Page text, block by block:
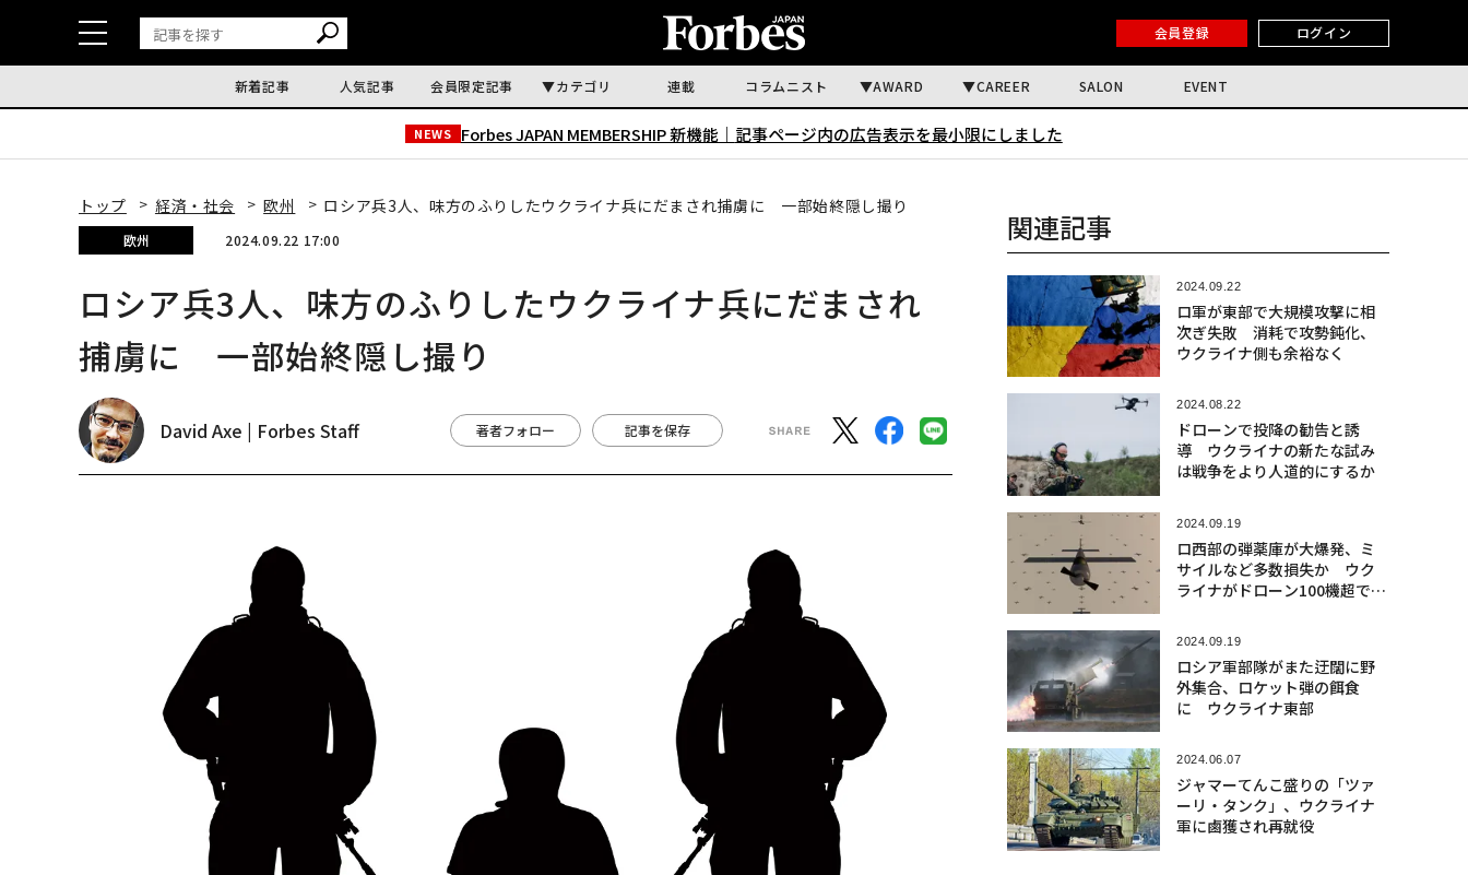
会員登録 ログイン
新着記事 人気記事 会員限定記事 カテゴリ 連載 コラムニスト AWARD CAREER SALON EVENT
NEWS Forbes JAPAN MEMBERSHIP 新機能｜ 記事ページ内の広告表示を最小限にしました
トップ 経済・社会 欧州 ロシア兵3人、味方のふりしたウクライナ兵にだまされ捕虜に 一部始終隠し撮り
欧州 2024.09.22 17:00
ロシア兵3人、味方のふりしたウクライナ兵にだまされ
捕虜に 一部始終隠し撮り
David Axe | Forbes Staff 著者フォロー 記事を保存
関連記事
2024.09.22
ロ軍が東部で大規模攻撃に相
次ぎ失敗 消耗で攻勢鈍化、
ウクライナ側も余裕なく
2024.08.22
ドローンで投降の勧告と誘
導 ウクライナの新たな試み
は戦争をより人道的にするか
2024.09.19
ロ西部の弾薬庫が大爆発、ミ
サイルなど多数損失か ウク
ライナがドローン100機超で攻
2024.09.19
ロシア軍部隊がまた迂闊に野
外集合、ロケット弾の餌食
に ウクライナ東部
2024.06.07
ジャマーてんこ盛りの「ツァ
ーリ・タンク」、ウクライナ
軍に鹵獲され再就役